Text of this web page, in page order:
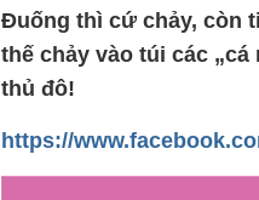
Đuống thì cứ chảy, còn
thế chảy vào túi các
thủ đô!
https://